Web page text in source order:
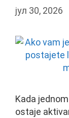
јул 30, 2026
Kada
ostaje